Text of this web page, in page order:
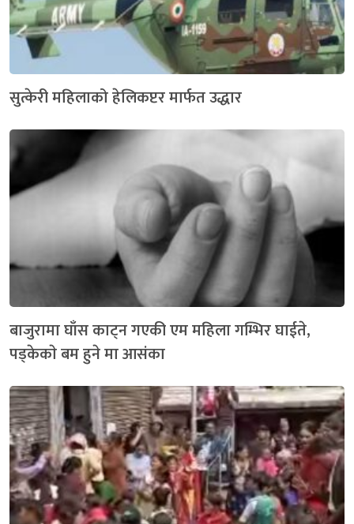
सुत्केरी महिलाको हेलिकप्टर मार्फत उद्धार
बाजुरामा घाँस काट्न गएकी एम महिला गम्भिर घाईते,
पड्केकाे बम हुने मा आसंका